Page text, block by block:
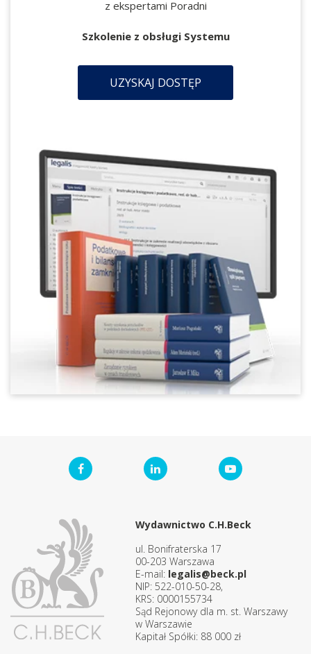
z ekspertami Poradni
Szkolenie z obsługi Systemu
UZYSKAJ DOSTĘP
Wydawnictwo C.H.Beck
ul. Bonifraterska 17
00-203 Warszawa
E-mail: legalis@beck.pl
NIP: 522-010-50-28,
KRS: 0000155734
Sąd Rejonowy dla m. st. Warszawy
w Warszawie
Kapitał Spółki: 88 000 zł